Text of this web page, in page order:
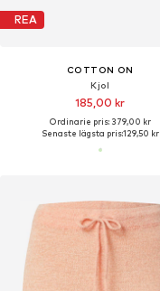
REA
COTTON ON
Kjol
185,00 kr
Ordinarie pris: 379,00 kr
Senaste lägsta pris:129,50 kr